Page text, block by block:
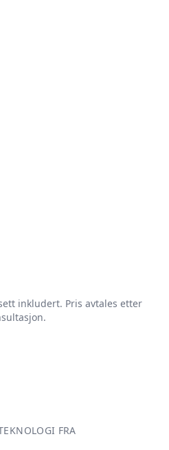
inkludert. Pris avtales etter
FRA